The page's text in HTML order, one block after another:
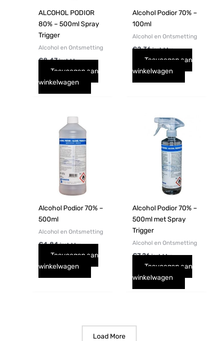
ALCOHOL PODIOR
80% – 500ml Spray
Trigger
Alcohol en Ontsmetting
€8,47 incl. btw
Toevoegen aan
winkelwagen
Alcohol Podior 70% –
100ml
Alcohol en Ontsmetting
€2,36 incl. btw
Toevoegen aan
winkelwagen
Alcohol Podior 70% –
500ml
Alcohol en Ontsmetting
€4,84 incl. btw
Toevoegen aan
winkelwagen
Alcohol Podior 70% –
500ml met Spray
Trigger
Alcohol en Ontsmetting
€7,26 incl. btw
Toevoegen aan
winkelwagen
Load More